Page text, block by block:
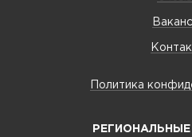
Политика